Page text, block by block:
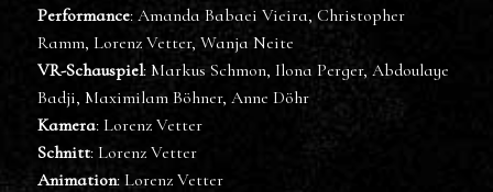
Performance: Amanda Babaei Vieira, Christopher
Ramm, Lorenz Vetter, Wanja Neite
VR-Schauspiel: Markus Schmon, Ilona Perger, Abdoulaye
Badji, Maximilam Böhner, Anne Döhr
Kamera: Lorenz Vetter
Schnitt: Lorenz Vetter
Animation: Lorenz Vetter